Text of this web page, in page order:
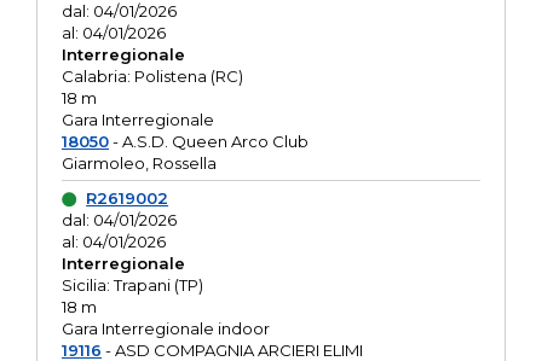
dal: 04/01/2026
al: 04/01/2026
Interregionale
Calabria: Polistena (RC)
18 m
Gara Interregionale
18050- A.S.D. Queen Arco Club
Giarmoleo, Rossella
R2619002
dal: 04/01/2026
al: 04/01/2026
Interregionale
Sicilia: Trapani (TP)
18 m
Gara Interregionale indoor
19116 - ASD COMPAGNIA ARCIERI ELIMI